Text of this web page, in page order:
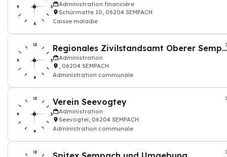
Administration financière
Schürmatte 10, 06204 SEMPACH
Caisse maladie
Regionales Zivilstandsamt Oberer Sempachersee
Administration
, 06204 SEMPACH
Administration communale
Verein Seevogtey
Administration
Seevogtei, 06204 SEMPACH
Administration communale